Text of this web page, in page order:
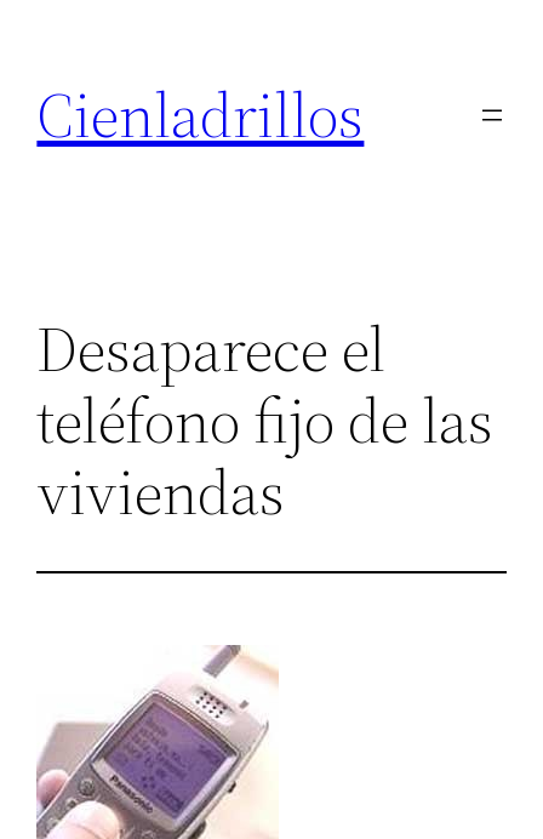
contenido
Cienladrillos
Desaparece el
teléfono fijo de las
viviendas